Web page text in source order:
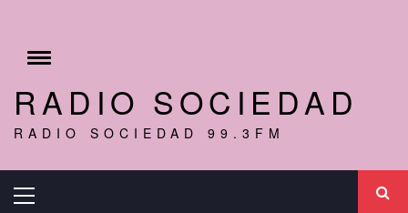
contenido
Cambiar
RADIO SOCIEDAD
RADIO SOCIEDAD 99.3FM
principal